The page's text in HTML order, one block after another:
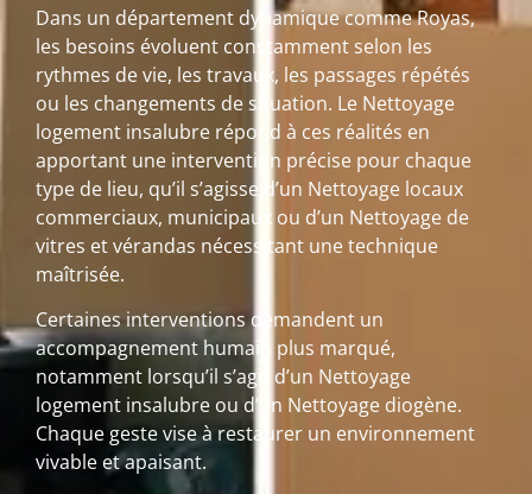
Dans un département dynamique comme Royas,
les besoins évoluent constamment selon les
rythmes de vie, les travaux, les passages répétés
ou les changements de situation. Le Nettoyage
logement insalubre répond à ces réalités en
apportant une intervention précise pour chaque
type de lieu, qu’il s’agisse d’un Nettoyage locaux
commerciaux, municipaux ou d’un Nettoyage de
vitres et vérandas nécessitant une technique
maîtrisée.
Certaines interventions demandent un
accompagnement humain plus marqué,
notamment lorsqu’il s’agit d’un Nettoyage
logement insalubre ou d’un Nettoyage diogène.
Chaque geste vise à restaurer un environnement
vivable et apaisant.